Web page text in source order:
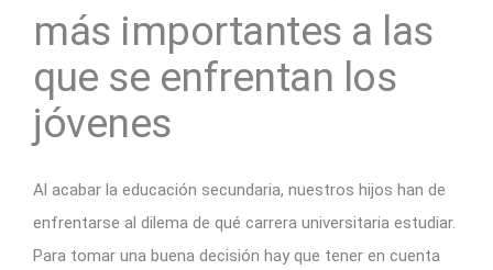
más importantes a las
que se enfrentan los
jóvenes
Al acabar la educación secundaria, nuestros hijos han de
enfrentarse al dilema de qué carrera universitaria estudiar.
Para tomar una buena decisión hay que tener en cuenta